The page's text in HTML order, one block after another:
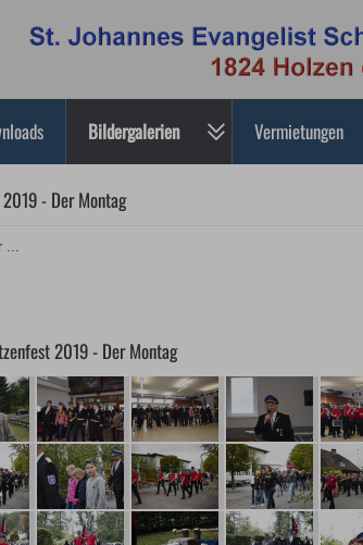
Bildergalerien Vermietungen
- Der Montag
...
2019 - Der Montag